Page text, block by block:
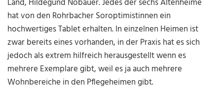
Land, Hildegund Nöbauer. Jedes der sechs Altenheime
hat von den Rohrbacher Soroptimistinnen ein
hochwertiges Tablet erhalten. In einzelnen Heimen ist
zwar bereits eines vorhanden, in der Praxis hat es sich
jedoch als extrem hilfreich herausgestellt wenn es
mehrere Exemplare gibt, weil es ja auch mehrere
Wohnbereiche in den Pflegeheimen gibt.